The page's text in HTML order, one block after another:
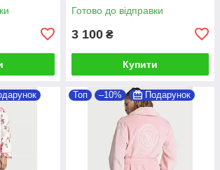
Готово до відправки
3 100 ₴
Купити
Топ –10% Подарунок